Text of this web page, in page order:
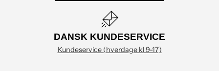
DANSK KUNDESERVICE
Kundeservice (hverdage kl 9-17)